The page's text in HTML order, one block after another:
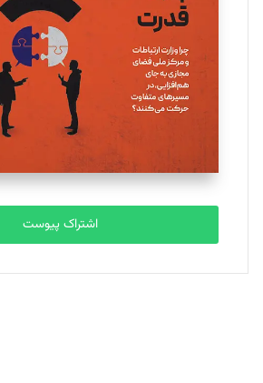
تحریریه
ملینا جعفری
تحریریه
مصطفی مسجدی آرانی
تحریریه
بابک نقاش
تحریریه
اشتراک پیوست